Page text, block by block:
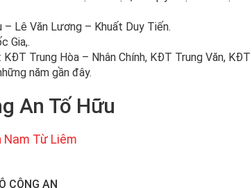
Lê Văn Lương – Khuất Duy Tiến.
Gia,.
KĐT Trung Hòa – Nhân Chính, KĐT Trung Văn,
năm gần đây.
Nam Từ Liêm
CÔNG AN